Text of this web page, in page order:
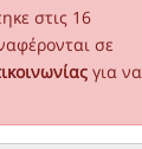
στις 16
σε
για να